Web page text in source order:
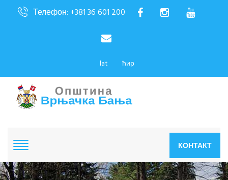
Телефон: +381 36 601 200
lat ћир
КОНТАКТ